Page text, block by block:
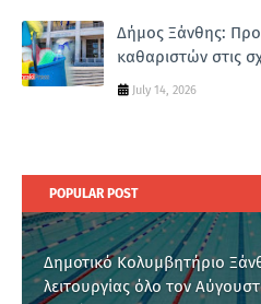
Δήμος Ξάνθης:
καθαριστών στις
July 14, 2026
POPULAR POST
Δημοτικό Κολυμβητήριο
λειτουργίας όλο τον